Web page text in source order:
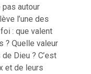
autour
l’une des
: que valent
? Quelle valeur
Dieu ? C’est
et de leurs